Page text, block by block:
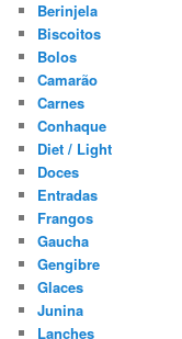
Berinjela
Biscoitos
Bolos
Camarão
Carnes
Conhaque
Diet / Light
Doces
Entradas
Frangos
Gaucha
Gengibre
Glaces
Junina
Lanches